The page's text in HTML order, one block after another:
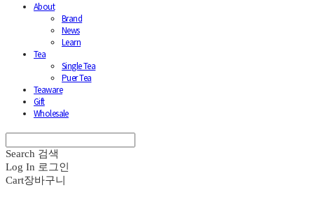
About
Brand
News
Learn
Tea
Single Tea
Puer Tea
Teaware
Gift
Wholesale
Search 검색
Log In 로그인
Cart장바구니